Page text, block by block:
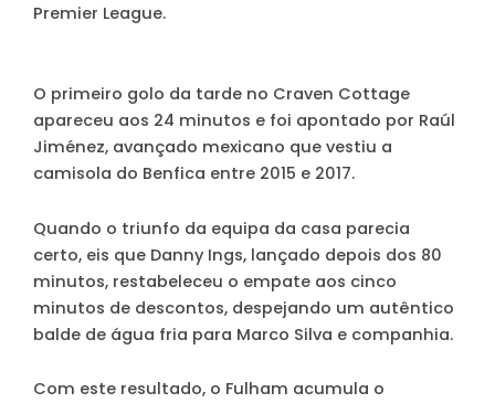
Premier League.
O primeiro golo da tarde no Craven Cottage
apareceu aos 24 minutos e foi apontado por Raúl
Jiménez, avançado mexicano que vestiu a
camisola do Benfica entre 2015 e 2017.
Quando o triunfo da equipa da casa parecia
certo, eis que Danny Ings, lançado depois dos 80
minutos, restabeleceu o empate aos cinco
minutos de descontos, despejando um autêntico
balde de água fria para Marco Silva e companhia.
Com este resultado, o Fulham acumula o